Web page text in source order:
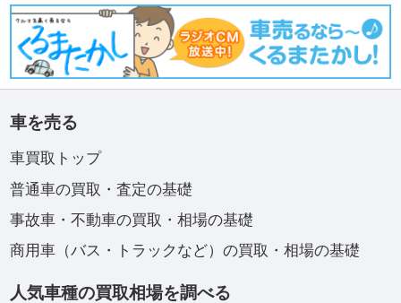
車を売る
車買取トップ
普通車の買取・査定の基礎
事故車・不動車の買取・相場の基礎
商用車（バス・トラックなど）の買取・相場の基礎
人気車種の買取相場を調べる